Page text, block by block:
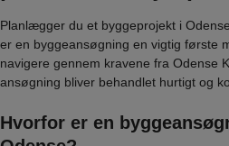
Planlægger du et byggeprojekt i
er en byggeansøgning en vigtig første
navigere gennem kravene fra Odense
ansøgning bliver behandlet hurtigt og
Hvorfor er en